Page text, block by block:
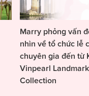
Marry phỏng vấn
nhìn về tổ chức lễ
chuyên gia đến từ
Vinpearl
Collection